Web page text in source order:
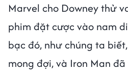
Marvel cho Downey thử
phim đặt cược vào nam
bạc đó, như chúng ta
mong đợi, và Iron Man